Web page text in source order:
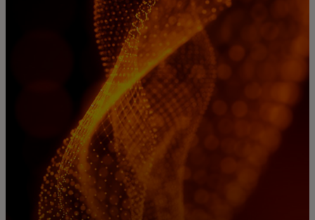
Za podjetja
Za svet
Za inovatorje
Novice in trendi